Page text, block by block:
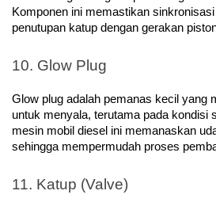
Komponen ini memastikan
penutupan katup dengan gerakan
10. Glow Plug
Glow plug adalah pemanas kecil yang
untuk menyala, terutama pada kondisi
mesin mobil diesel ini memanaskan
sehingga mempermudah proses
11. Katup (Valve)